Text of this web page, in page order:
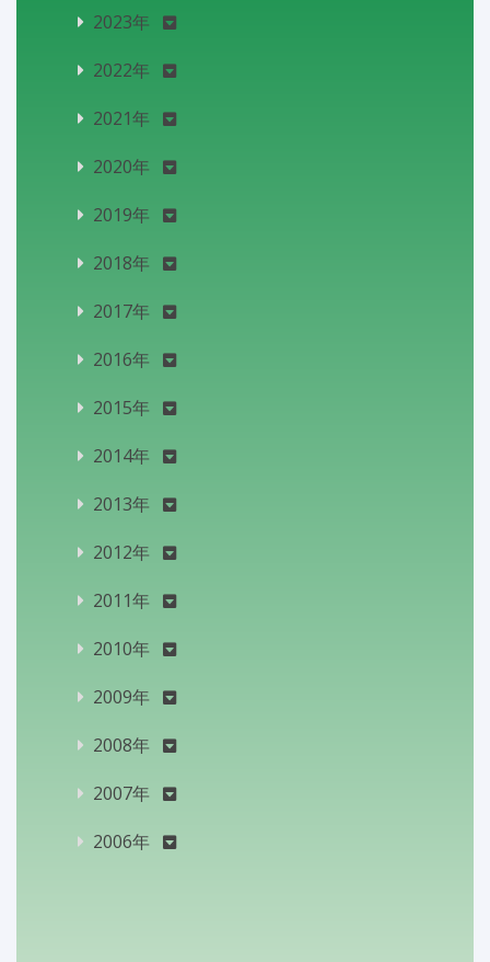
2023年
2022年
2021年
2020年
2019年
2018年
2017年
2016年
2015年
2014年
2013年
2012年
2011年
2010年
2009年
2008年
2007年
2006年